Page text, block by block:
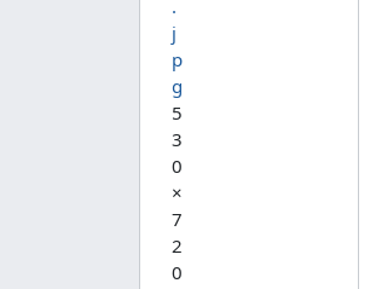
.
j
p
g
5
3
0
×
7
2
0